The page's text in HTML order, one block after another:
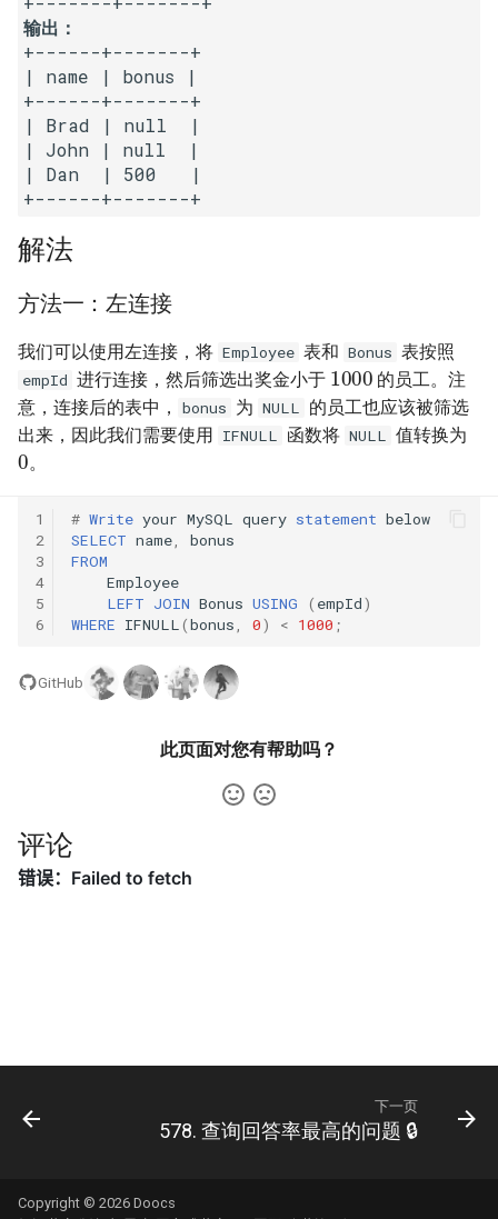
32.2. 从上到下打印二叉树 II
32.3. 从上到下打印二叉树 III
33. 二叉搜索树的后序遍历序
34. 二叉树中和为某一值的路
径
35. 复杂链表的复制
36. 二叉搜索树与双向链表
37. 序列化二叉树
38. 字符串的排列
39. 数组中出现次数超过一半
的数字
40. 最小的 k 个数
41. 数据流中的中位数
44. 数字序列中某一位的数字
50. 第一个只出现一次的字符
28. 展平多级双向链表
29. 排序的循环链表
30. 插入、删除和随机访问都
是 O(1) 的容器
33. 变位词组
34. 外星语言是否排序
35. 最小时间差
37. 小行星碰撞
38. 每日温度
39. 直方图最大矩形面积
42. 最近请求次数
43. 往完全二叉树添加节点
49. 从根节点到叶节点的路径
4.9. 二叉搜索树序列
4.10. 检查子树
4.12. 求和路径
5.1. 插入
5.2. 二进制数转字符串
5.3. 翻转数位
5.4. 下一个数
5.6. 整数转换
5.7. 配对交换
8.1. 三步问题
8.2. 迷路的机器人
8.3. 魔术索引
8.6. 汉诺塔问题
8.7. 无重复字符串的排列组合
8.11. 硬币
8.13. 堆箱子
输出：
+------+-------+
| name | bonus |
+------+-------+
| Brad | null  |
| John | null  |
| Dan  | 500   |
+------+-------+
解法
方法一：左连接
我们可以使用左连接，将 Employee 表和 Bonus 表按照
empId 进行连接，然后筛选出奖金小于
1000
的员工。注
意，连接后的表中，
bonus 为 NULL 的员工也应该被筛选
出来，因此我们需要使用
IFNULL 函数将 NULL 值转换为
0
。
1
2
3
4
5
6
# Write your MySQL query statement below
SELECT name,
bonus
FROM
Employee
LEFT JOIN Bonus USING ( empId)
WHERE IFNULL(bonus, 0) < 1000 ;
GitHub
此页面对您有帮助吗？
评论
下一页
578. 查询回答率最高的问题 🔒
Copyright © 2026 Doocs